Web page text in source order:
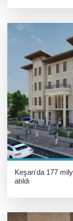
Keşan'da 177
atıldı